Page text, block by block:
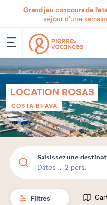
Grand jeu concours de
séjour d'une
LOCATION ROSAS
COSTA BRAVA
Saisissez une
Dates 2 pers.
Filtres